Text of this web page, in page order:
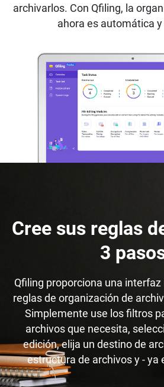
archivarlos. Con Qfiling, la
ahora es automática
Cree sus reglas
3
Qfiling proporciona una
reglas de organización de
Simplemente use los filtros
archivos que necesita,
edición, elija un destino de
estructura de archivos y - ya